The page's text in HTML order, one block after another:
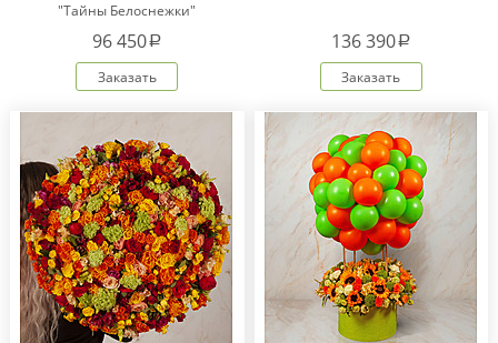
"Тайны Белоснежки"
96 450a
Заказать
136 390a
Заказать